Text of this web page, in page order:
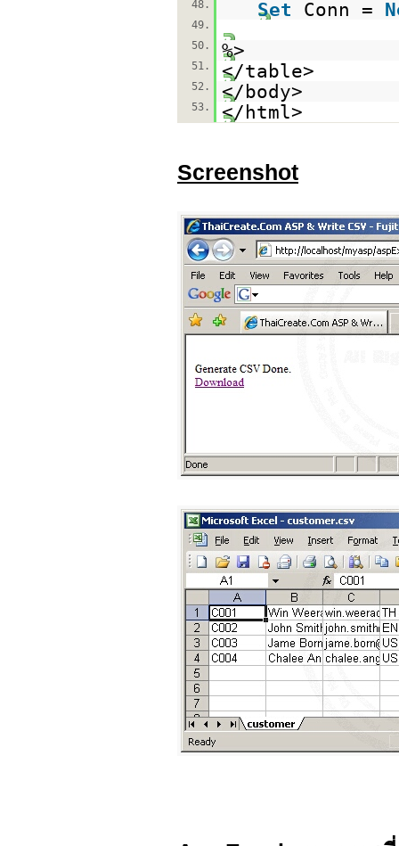
48. Set Conn =
49.
50.
%>
51. </table>
52. </body>
53. </html>
Screenshot